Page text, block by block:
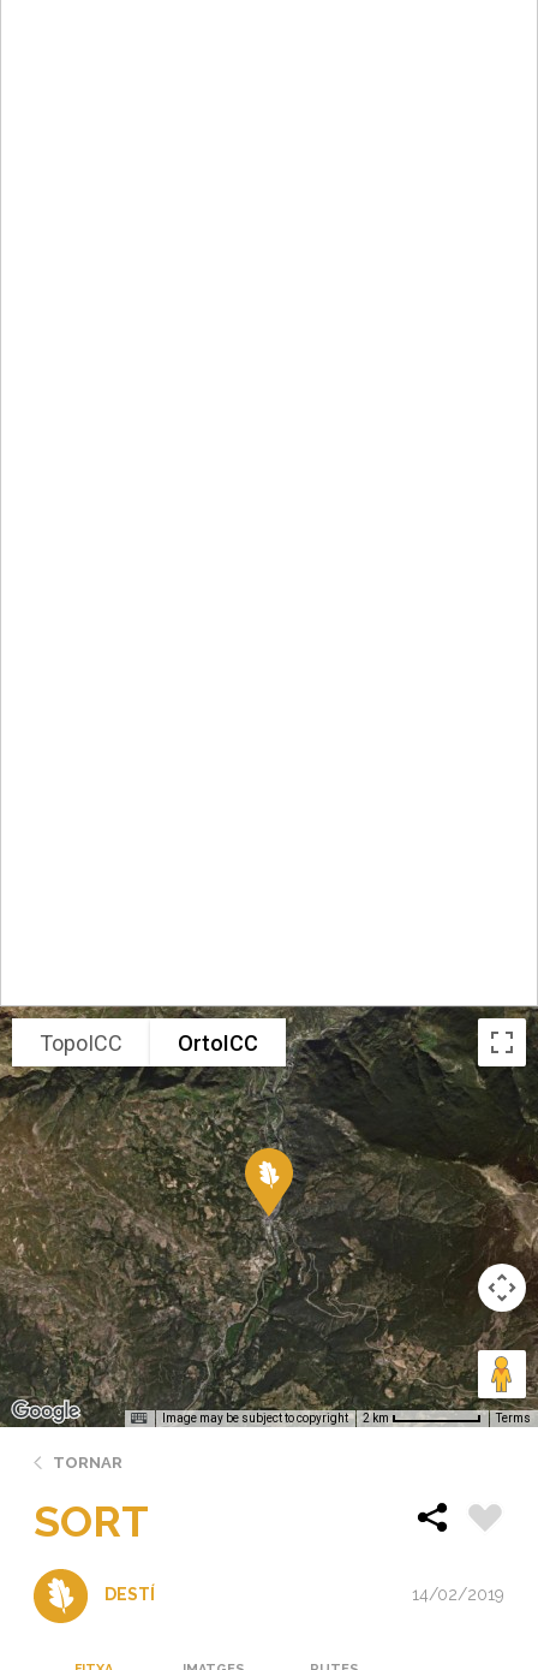
TopoICC OrtoICC
Image may be subject to copyright 2 km Terms
TORNAR
SORT
DESTÍ 14/02/2019